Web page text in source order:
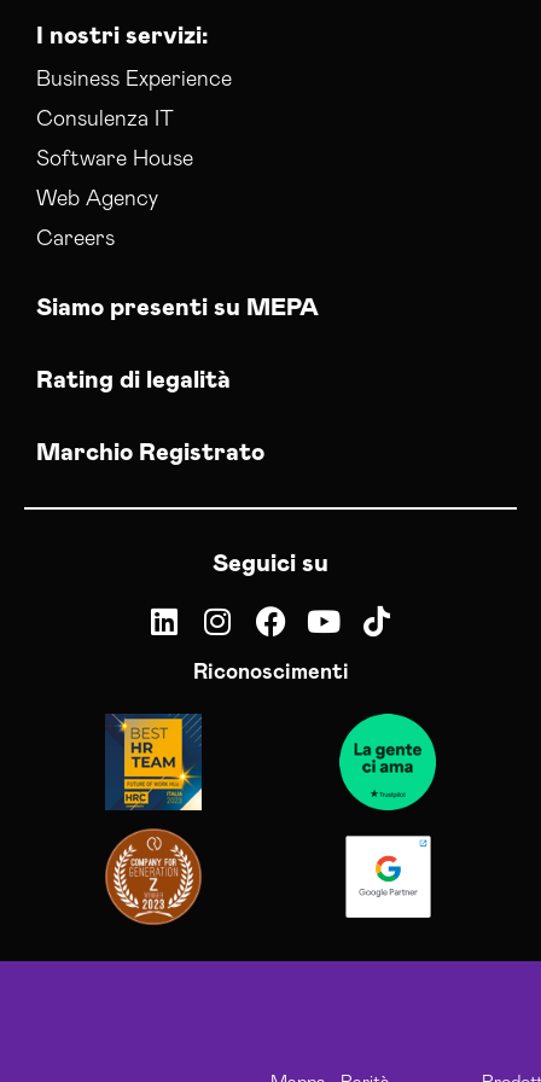
Social Media Manager Barletta-andria-trani
Sviluppo Ecommerce Barletta-andria-trani
I nostri servizi:
Business Experience
Consulenza IT
Software House
Web Agency
Careers
Siamo presenti su MEPA
Rating di legalità
Marchio Registrato
Seguici su
Riconoscimenti